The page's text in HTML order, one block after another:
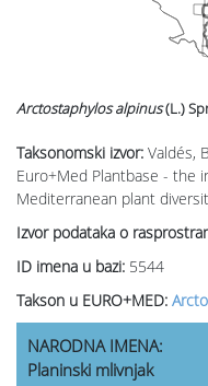
Taksonomski izvor: Valdés,
Euro+Med Plantbase - the
Mediterranean plant
Izvor podataka o
ID imena u bazi: 5544
Takson u EURO+MED:
Arctostaphylos alpinus(L.)
NARODNA IMENA:
Planinski mlivnjak